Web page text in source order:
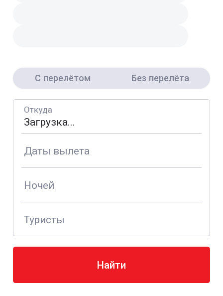
С перелётом Без перелёта
Откуда
Даты вылета
Ночей
Туристы
Найти